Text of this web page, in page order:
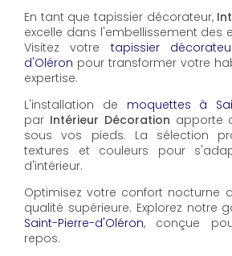
En tant que tapissier décorateur,
excelle dans l'embellissement des
Visitez votre tapissier
d'Oléron pour transformer votre
expertise.
L'installation de moquettes à
par Intérieur Décoration apporte
sous vos pieds. La sélection
textures et couleurs pour
d'intérieur.
Optimisez votre confort nocturne
qualité supérieure. Explorez notre
Saint-Pierre-d'Oléron, conçue
repos.